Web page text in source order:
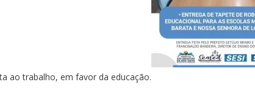
ao trabalho, em favor da educação.